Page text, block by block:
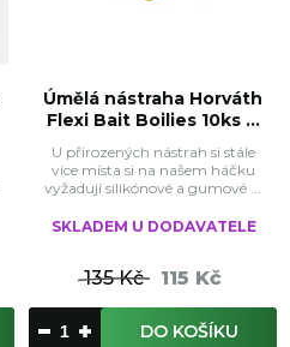
Úmělá nástraha Horváth
Flexi Bait Boilies 10ks ...
U přirozených nástrah si stále
více místa si na našem háčku
vyžadují silikónové a gumové ...
SKLADEM U DODAVATELE
135 Kč 115 Kč
DO KOŠÍKU